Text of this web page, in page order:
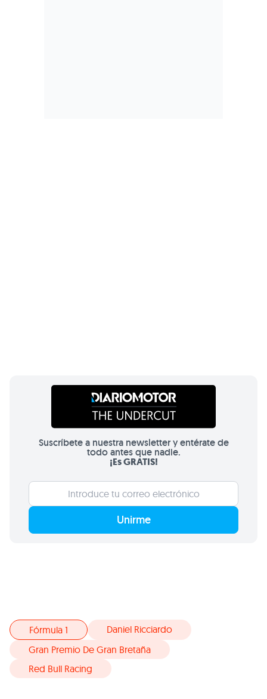
Suscríbete a nuestra newsletter y entérate de
todo antes que nadie.
¡Es GRATIS!
Unirme
Fórmula 1
Daniel Ricciardo
Gran Premio De Gran Bretaña
Red Bull Racing